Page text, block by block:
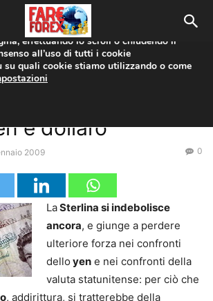
EUR/GBP
più debole
e dollaro
2009 0
LaSterlina si indebolisce
ancora, e giunge a perdere
ulteriore forza nei confronti
dello yen e nei confronti della
valuta statunitense: per ciò che
, addirittura, si tratterebbe della
per offrirti la migliore esperienza sul nostro
effettuando lo scroll o chiudendo il
all’uso di tutti i cookie
su quali cookie stiamo utilizzando o come